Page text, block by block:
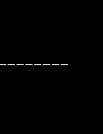
ーーーーーーー